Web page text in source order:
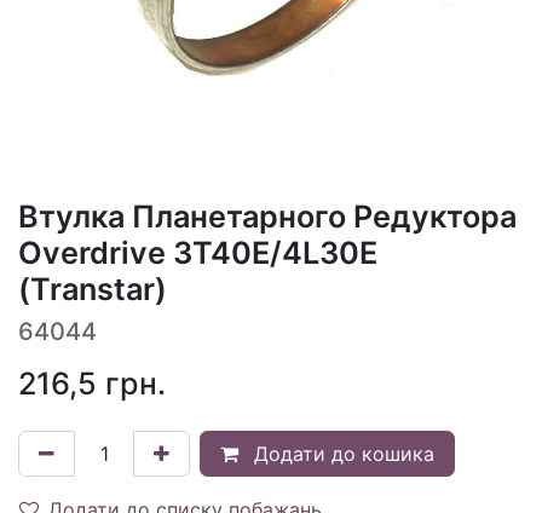
Втулка Планетарного Редуктора
Overdrive 3T40E/4L30E
(Transtar)
64044
216,5 грн.
Додати до кошика